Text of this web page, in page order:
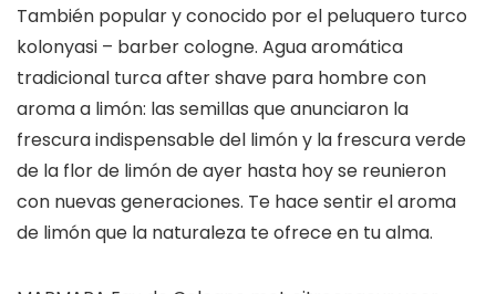
También popular y conocido por el peluquero turco
kolonyasi – barber cologne. Agua aromática
tradicional turca after shave para hombre con
aroma a limón: las semillas que anunciaron la
frescura indispensable del limón y la frescura verde
de la flor de limón de ayer hasta hoy se reunieron
con nuevas generaciones. Te hace sentir el aroma
de limón que la naturaleza te ofrece en tu alma.